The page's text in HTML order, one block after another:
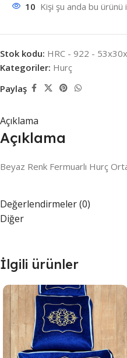
10 Kişi şu anda bu ürünü
Stok kodu: HRC - 922 -
Kategoriler: Hurç
Paylaş
Açıklama
Açıklama
Beyaz Renk Fermuarlı Hurç
Değerlendirmeler (0)
Diğer
İlgili ürünler